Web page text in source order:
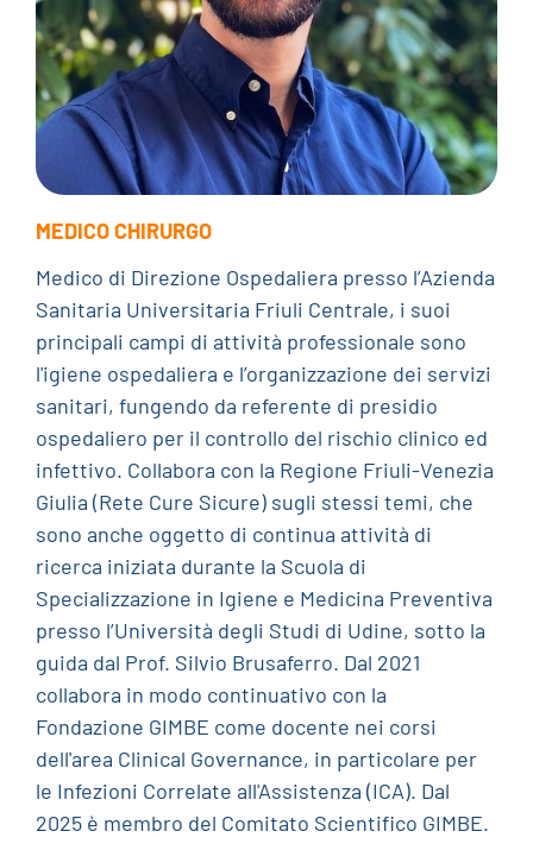
MEDICO CHIRURGO
Medico di Direzione Ospedaliera presso l’Azienda
Sanitaria Universitaria Friuli Centrale, i suoi
principali campi di attività professionale sono
l'igiene ospedaliera e l’organizzazione dei servizi
sanitari, fungendo da referente di presidio
ospedaliero per il controllo del rischio clinico ed
infettivo. Collabora con la Regione Friuli-Venezia
Giulia (Rete Cure Sicure) sugli stessi temi, che
sono anche oggetto di continua attività di
ricerca iniziata durante la Scuola di
Specializzazione in Igiene e Medicina Preventiva
presso l’Università degli Studi di Udine, sotto la
guida dal Prof. Silvio Brusaferro. Dal 2021
collabora in modo continuativo con la
Fondazione GIMBE come docente nei corsi
dell'area Clinical Governance, in particolare per
le Infezioni Correlate all'Assistenza (ICA). Dal
2025 è membro del Comitato Scientifico GIMBE.